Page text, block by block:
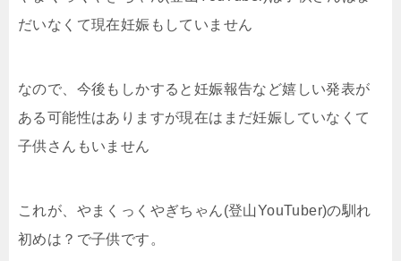
だいなくて現在妊娠もしていません
なので、今後もしかすると妊娠報告など嬉しい発表が
ある可能性はありますが現在はまだ妊娠していなくて
子供さんもいません
これが、やまくっくやぎちゃん(登山YouTuber)の馴れ
初めは？で子供です。